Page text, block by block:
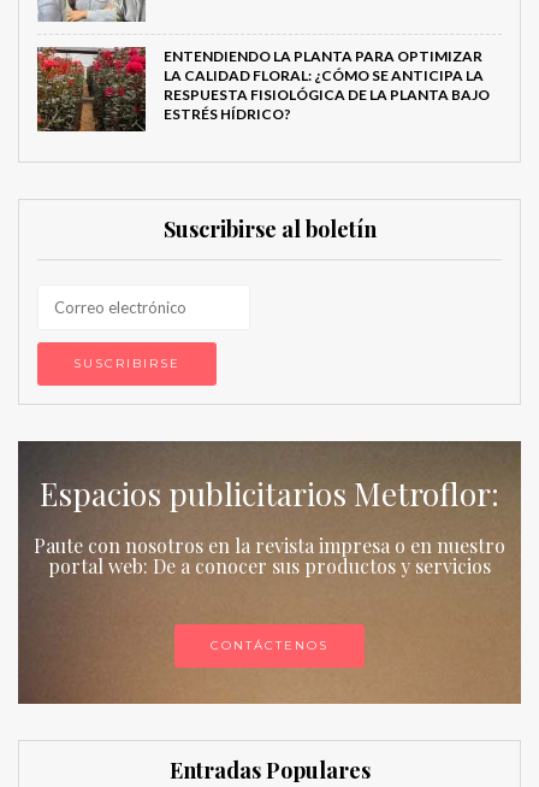
ENTENDIENDO LA PLANTA PARA OPTIMIZAR
LA CALIDAD FLORAL: ¿CÓMO SE ANTICIPA LA
RESPUESTA FISIOLÓGICA DE LA PLANTA BAJO
ESTRÉS HÍDRICO?
Suscribirse al boletín
Espacios publicitarios Metroflor:
Paute con nosotros en la revista impresa o en nuestro
portal web: De a conocer sus productos y servicios
CONTÁCTENOS
Entradas Populares